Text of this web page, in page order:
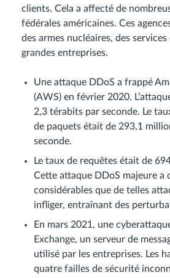
clients. Cela a affecté de
fédérales américaines. Ces
des armes nucléaires, des
grandes entreprises.
Une attaque DDoS a frappé
(AWS) en février 2020.
2,3 térabits par seconde. Le
de paquets était de 293,1
seconde.
Le taux de requêtes était de
Cette attaque DDoS majeure a
considérables que de telles
infliger, entraînant des
En mars 2021, une
Exchange, un serveur de
utilisé par les entreprises. Les
quatre failles de sécurité